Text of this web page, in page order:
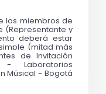
los miembros de
(Representante y
deberá estar
(mitad más
de Invitación
- Laboratorios
Músical - Bogotá